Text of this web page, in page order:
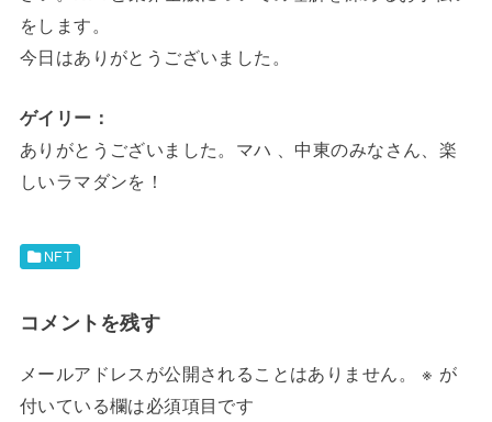
をします。
今日はありがとうございました。
ゲイリー：
ありがとうございました。マハ 、中東のみなさん、楽
しいラマダンを！
NFT
コメントを残す
メールアドレスが公開されることはありません。 ※ が
付いている欄は必須項目です